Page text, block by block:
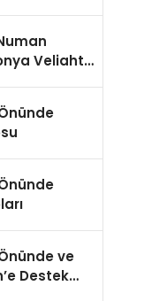
Veliaht
ve
Destek